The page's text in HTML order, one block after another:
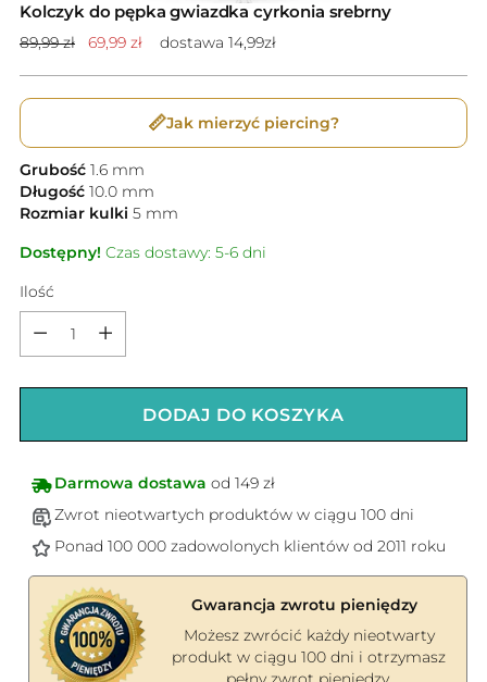
Kolczyk do pępka gwiazdka cyrkonia srebrny
Cena
89,99 zł 69,99 zł dostawa 14,99zł
📏Jak mierzyć piercing?
Grubość 1.6 mm
Długość 10.0 mm
Rozmiar kulki 5 mm
Dostępny! Czas dostawy: 5-6 dni
Ilość
DODAJ DO KOSZYKA
Darmowa dostawa od 149 zł
Zwrot nieotwartych produktów w ciągu 100 dni
Ponad 100 000 zadowolonych klientów od 2011 roku
Gwarancja zwrotu pieniędzy
Możesz zwrócić każdy nieotwarty
produkt w ciągu 100 dni i otrzymasz